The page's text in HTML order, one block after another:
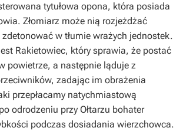
tytułowa opona, która posiada
Złomiarz może nią rozjeżdżać
w tłumie wrażych jednostek.
Rakietowiec, który sprawia, że postać
powietrze, a następnie ląduje z
zadając im obrażenia
przepłacamy natychmiastową
odrodzeniu przy Ołtarzu bohater
podczas dosiadania wierzchowca.